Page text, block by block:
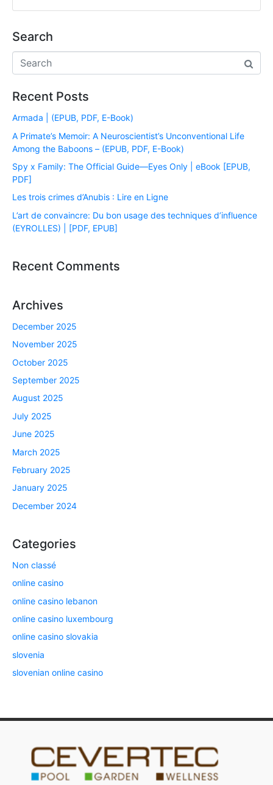
Search
Recent Posts
Armada | (EPUB, PDF, E-Book)
A Primate’s Memoir: A Neuroscientist’s Unconventional Life
Among the Baboons – (EPUB, PDF, E-Book)
Spy x Family: The Official Guide―Eyes Only | eBook [EPUB,
PDF]
Les trois crimes d’Anubis : Lire en Ligne
L’art de convaincre: Du bon usage des techniques d’influence
(EYROLLES) | [PDF, EPUB]
Recent Comments
Archives
December 2025
November 2025
October 2025
September 2025
August 2025
July 2025
June 2025
March 2025
February 2025
January 2025
December 2024
Categories
Non classé
online casino
online casino lebanon
online casino luxembourg
online casino slovakia
slovenia
slovenian online casino